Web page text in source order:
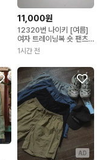
11,000원
12320번 나이키 [여름]
여자 트레이닝복 숏 팬츠
S 사이즈
1시간 전
AD